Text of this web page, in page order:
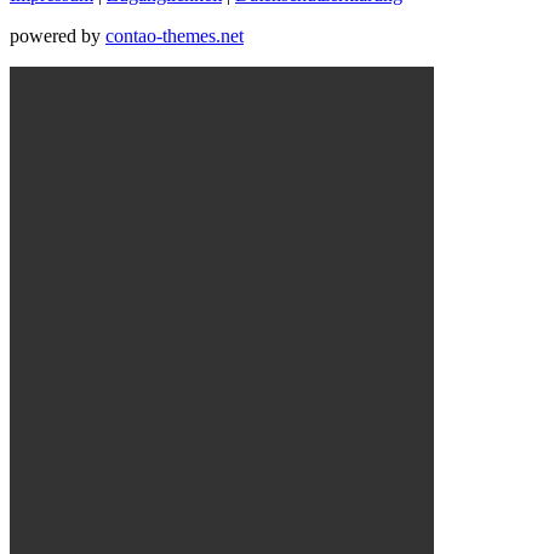
powered by contao-themes.net